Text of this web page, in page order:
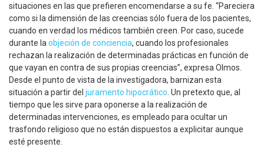
situaciones en las que prefieren encomendarse a su fe. “Pareciera
como si la dimensión de las creencias sólo fuera de los pacientes,
cuando en verdad los médicos también creen. Por caso, sucede
durante la objeción de conciencia, cuando los profesionales
rechazan la realización de determinadas prácticas en función de
que vayan en contra de sus propias creencias”, expresa Olmos.
Desde el punto de vista de la investigadora, barnizan esta
situación a partir del juramento hipocrático . Un pretexto que, al
tiempo que les sirve para oponerse a la realización de
determinadas intervenciones, es empleado para ocultar un
trasfondo religioso que no están dispuestos a explicitar aunque
esté presente.